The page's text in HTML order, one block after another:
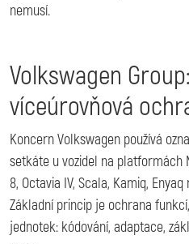
nemusí.
Volkswagen
víceúrovňová
Koncern Volkswagen používá
setkáte u vozidel na platformách
8, Octavia IV, Scala, Kamiq,
Základní princip je ochrana
jednotek: kódování, adaptace,